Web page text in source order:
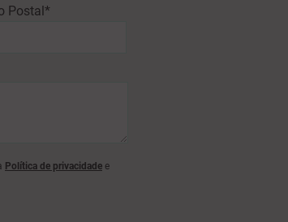
Postal*
Política de privacidade e